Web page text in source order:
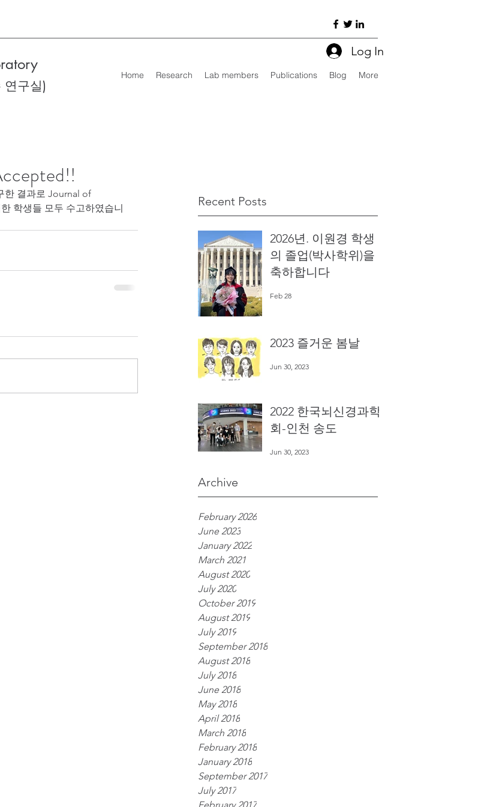
구실)
Home Research Lab members Publications Blog More
Log In
Recent Posts
2026년. 이원경 학생
의 졸업(박사학위)을
축하합니다
Feb 28
2023 즐거운 봄날
Jun 30, 2023
2022 한국뇌신경과학
회-인천 송도
Jun 30, 2023
Archive
February 2026
June 2023
January 2022
March 2021
August 2020
July 2020
October 2019
August 2019
July 2019
September 2018
August 2018
July 2018
June 2018
May 2018
April 2018
March 2018
February 2018
January 2018
September 2017
July 2017
한 결과로 Journal of
학생들 모두 수고하였습니